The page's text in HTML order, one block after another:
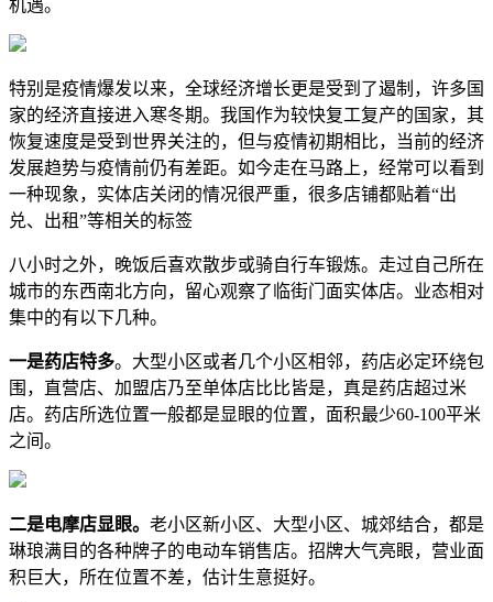
机遇。
特别是疫情爆发以来，全球经济增长更是受到了遏制，许多国
家的经济直接进入寒冬期。我国作为较快复工复产的国家，其
恢复速度是受到世界关注的，但与疫情初期相比，当前的经济
发展趋势与疫情前仍有差距。如今走在马路上，经常可以看到
一种现象，实体店关闭的情况很严重，很多店铺都贴着“出
兑、出租”等相关的标签
八小时之外，晚饭后喜欢散步或骑自行车锻炼。走过自己所在
城市的东西南北方向，留心观察了临街门面实体店。业态相对
集中的有以下几种。
一是药店特多。大型小区或者几个小区相邻，药店必定环绕包
围，直营店、加盟店乃至单体店比比皆是，真是药店超过米
店。药店所选位置一般都是显眼的位置，面积最少60-100平米
之间。
二是电摩店显眼。 老小区新小区、大型小区、城郊结合，都是
琳琅满目的各种牌子的电动车销售店。招牌大气亮眼，营业面
积巨大，所在位置不差，估计生意挺好。